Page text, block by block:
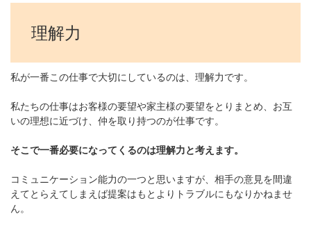
理解力
私が一番この仕事で大切にしているのは、理解力です。
私たちの仕事はお客様の要望や家主様の要望をとりまとめ、お互
いの理想に近づけ、仲を取り持つのが仕事です。
そこで一番必要になってくるのは理解力と考えます。
コミュニケーション能力の一つと思いますが、相手の意見を間違
えてとらえてしまえば提案はもとよりトラブルにもなりかねませ
ん。